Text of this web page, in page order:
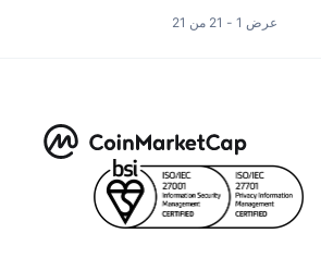
عرض 1 - 21 من 21